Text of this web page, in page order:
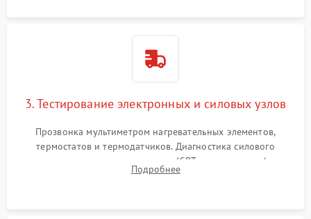
3. Тестирование электронных и силовых узлов
Прозвонка мультиметром нагревательных элементов,
термостатов и термодатчиков. Диагностика силового
модуля, реле, диодных мостов и IGBT-транзисторов (для
индукции). Проверка кранов и газ-контроля (для газовых
Подробнее